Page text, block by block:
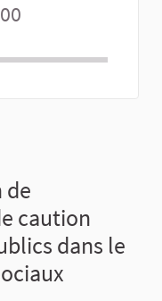
de
caution
dans le